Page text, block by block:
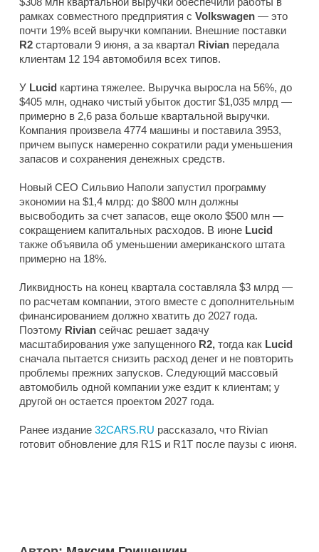
рамках совместного предприятия с Volkswagen — это
почти 19% всей выручки компании. Внешние поставки
R2 стартовали 9 июня, а за квартал Rivian передала
клиентам 12 194 автомобиля всех типов.
У Lucid картина тяжелее. Выручка выросла на 56%, до
$405 млн, однако чистый убыток достиг $1,035 млрд —
примерно в 2,6 раза больше квартальной выручки.
Компания произвела 4774 машины и поставила 3953,
причем выпуск намеренно сократили ради уменьшения
запасов и сохранения денежных средств.
Новый CEO Сильвио Наполи запустил программу
экономии на $1,4 млрд: до $800 млн должны
высвободить за счет запасов, еще около $500 млн —
сокращением капитальных расходов. В июне Lucid
также объявила об уменьшении американского штата
примерно на 18%.
Ликвидность на конец квартала составляла $3 млрд —
по расчетам компании, этого вместе с дополнительным
финансированием должно хватить до 2027 года.
Поэтому Rivian сейчас решает задачу
масштабирования уже запущенного R2, тогда как Lucid
сначала пытается снизить расход денег и не повторить
проблемы прежних запусков. Следующий массовый
автомобиль одной компании уже ездит к клиентам; у
другой он остается проектом 2027 года.
Ранее издание 32CARS.RU рассказало, что Rivian
готовит обновление для R1S и R1T после паузы с июня.